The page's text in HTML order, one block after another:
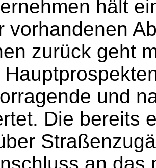
hält
vorhandenen
zurück geht
und
Die bereits